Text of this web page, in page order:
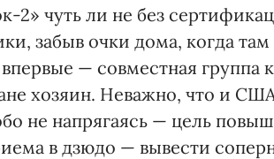
2» чуть ли не без
забыв очки дома, когда там
— совместная группа
хозяин. Неважно, что и
не напрягаясь — цель
в дзюдо — вывести